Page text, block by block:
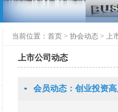
当前位置： 首页 > 协会动态 > 上
上市公司动态
会员动态：创业投资